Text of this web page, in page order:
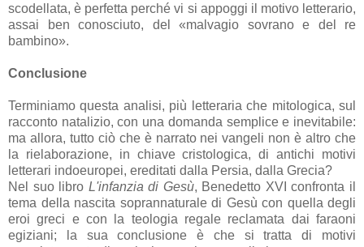
scodellata, è perfetta perché vi si appoggi il motivo letterario,
assai ben conosciuto, del «malvagio sovrano e del re
bambino».
Conclusione
Terminiamo questa analisi, più letteraria che mitologica, sul
racconto natalizio, con una domanda semplice e inevitabile:
ma allora, tutto ciò che è narrato nei vangeli non è altro che
la rielaborazione, in chiave cristologica, di antichi motivi
letterari indoeuropei, ereditati dalla Persia, dalla Grecia?
Nel suo libro L'infanzia di Gesù, Benedetto XVI confronta il
tema della nascita soprannaturale di Gesù con quella degli
eroi greci e con la teologia regale reclamata dai faraoni
egiziani; la sua conclusione è che si tratta di motivi